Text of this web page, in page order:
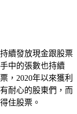
續發放現金跟股票
中的張數也持續
，2020年以來獲利
耐心的股東們，而
住股票。